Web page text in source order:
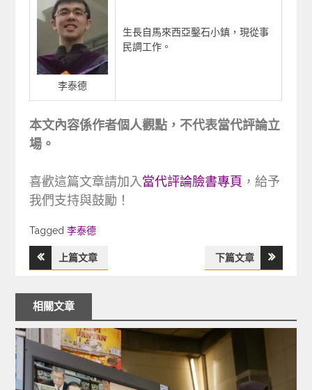
李泰德
生長自馬來西亞鑿石小鎮，現從事
民調工作。
本文內容係作者個人觀點，不代表當代評論立
場。
喜歡這篇文章請加入當代評論臉書專頁 ，給予
我們支持與鼓勵！
Tagged
Tagged李泰德
文
章
導
覽
上篇文章 下篇文章
相關文章